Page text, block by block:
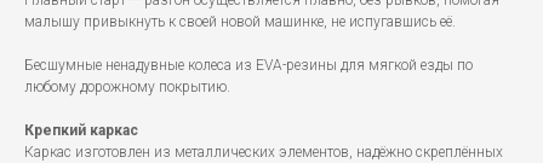
малышу привыкнуть к своей новой машинке, не испугавшись её.
Бесшумные ненадувные колеса из EVA-резины для мягкой езды по
любому дорожному покрытию.
Крепкий каркас
Каркас изготовлен из металлических элементов, надёжно скреплённых